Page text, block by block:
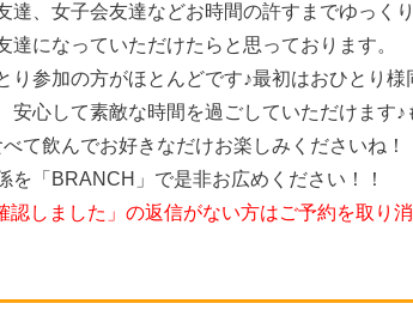
達、女子会友達などお時間の許すまでゆっく
達になっていただけたらと思っております。
り参加の方がほとんどです♪最初はおひとり
安心して素敵な時間を過ごしていただけます
て飲んでお好きなだけお楽しみくださいね！
を「BRANCH」で是非お広めください！！
しました」の返信がない方はご予約を取り